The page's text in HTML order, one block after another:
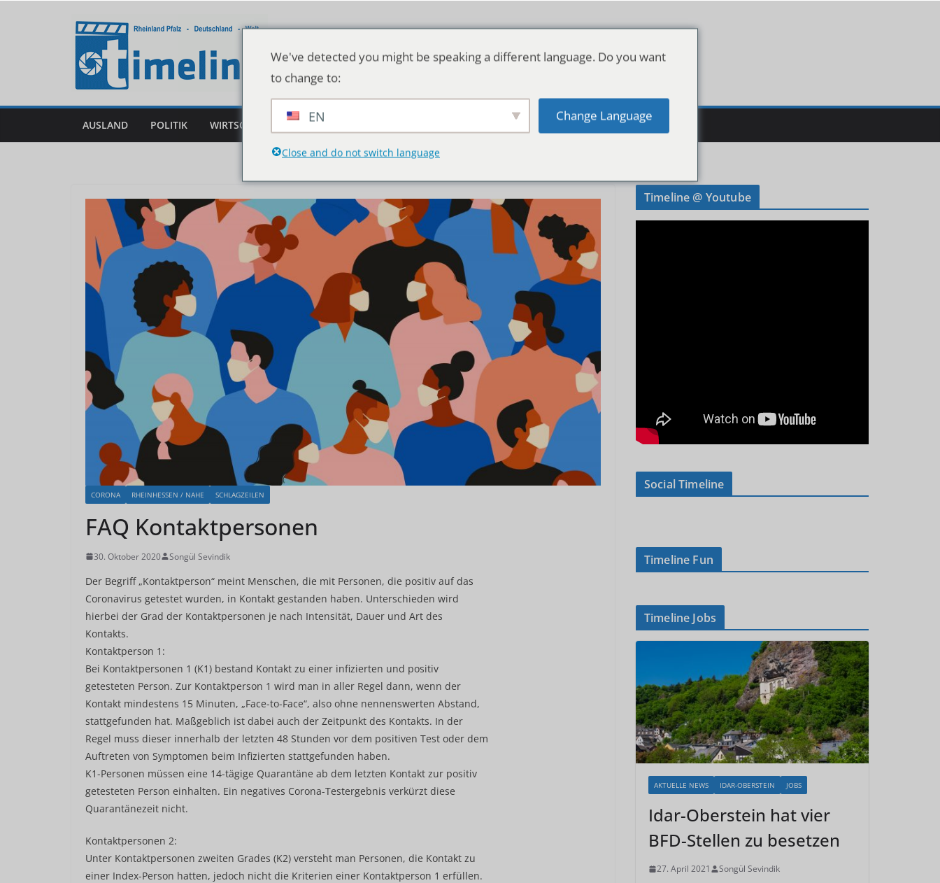
AUSLAND POLITIK WIRTSCHAFT DEUTSCHLAND & WELT
CORONA RHEINHESSEN / NAHE SCHLAGZEILEN
FAQ Kontaktpersonen
30. Oktober 2020 Songül Sevindik
Der Begriff „Kontaktperson“ meint Menschen, die mit Personen, die positiv auf das
Coronavirus getestet wurden, in Kontakt gestanden haben. Unterschieden wird
hierbei der Grad der Kontaktpersonen je nach Intensität, Dauer und Art des
Kontakts.
Kontaktperson 1:
Bei Kontaktpersonen 1 (K1) bestand Kontakt zu einer infizierten und positiv
getesteten Person. Zur Kontaktperson 1 wird man in aller Regel dann, wenn der
Kontakt mindestens 15 Minuten, „Face-to-Face“, also ohne nennenswerten Abstand,
stattgefunden hat. Maßgeblich ist dabei auch der Zeitpunkt des Kontakts. In der
Regel muss dieser innerhalb der letzten 48 Stunden vor dem positiven Test oder dem
Auftreten von Symptomen beim Infizierten stattgefunden haben.
K1-Personen müssen eine 14-tägige Quarantäne ab dem letzten Kontakt zur positiv
getesteten Person einhalten. Ein negatives Corona-Testergebnis verkürzt diese
Quarantänezeit nicht.
Kontaktpersonen 2:
Unter Kontaktpersonen zweiten Grades (K2) versteht man Personen, die Kontakt zu
einer Index-Person hatten, jedoch nicht die Kriterien einer Kontaktperson 1 erfüllen.
Timeline @ Youtube
Social Timeline
Timeline Fun
Timeline Jobs
AKTUELLE NEWS IDAR-OBERSTEIN JOBS
Idar-Oberstein hat vier
BFD-Stellen zu besetzen
27. April 2021 Songül Sevindik
We've detected you might be speaking a different language. Do you want
to change to:
EN Change Language
Close and do not switch language